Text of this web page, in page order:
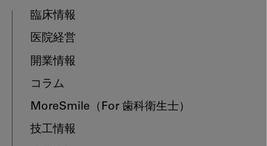
臨床情報
医院経営
開業情報
コラム
MoreSmile （For 歯科衛生士）
技工情報